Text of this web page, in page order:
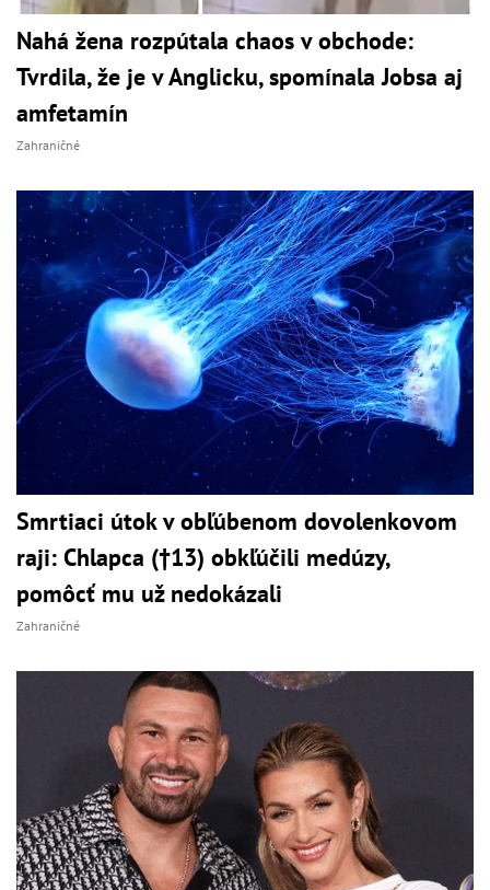
Nahá žena rozpútala chaos v obchode:
Tvrdila, že je v Anglicku, spomínala Jobsa aj
amfetamín
Zahraničné
Smrtiaci útok v obľúbenom dovolenkovom
raji: Chlapca (†13) obkľúčili medúzy,
pomôcť mu už nedokázali
Zahraničné